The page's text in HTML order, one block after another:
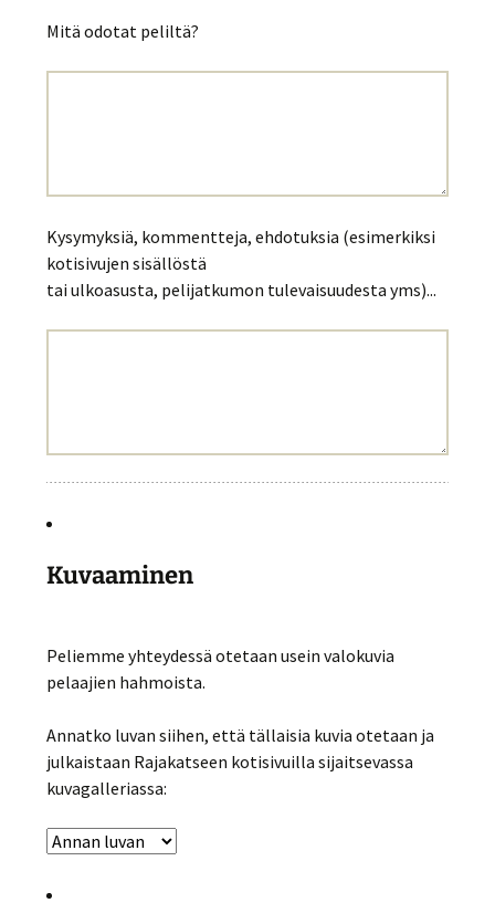
Mitä odotat peliltä?
Kysymyksiä, kommentteja, ehdotuksia (esimerkiksi
kotisivujen sisällöstä
tai ulkoasusta, pelijatkumon tulevaisuudesta yms)...
Kuvaaminen
Peliemme yhteydessä otetaan usein valokuvia
pelaajien hahmoista.
Annatko luvan siihen, että tällaisia kuvia otetaan ja
julkaistaan Rajakatseen kotisivuilla sijaitsevassa
kuvagalleriassa: